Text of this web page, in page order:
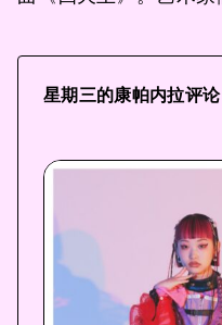
星期三的康帕内拉评论